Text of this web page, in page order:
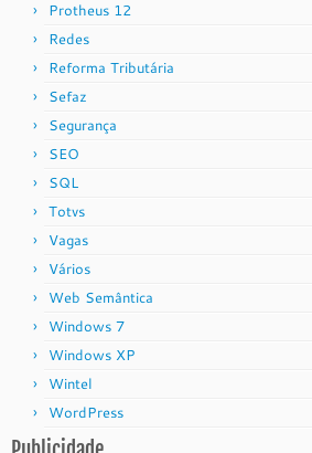
Protheus 12
Redes
Reforma Tributária
Sefaz
Segurança
SEO
SQL
Totvs
Vagas
Vários
Web Semântica
Windows 7
Windows XP
Wintel
WordPress